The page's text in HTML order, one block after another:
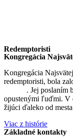
Redemptoristi
Kongregácia
Kongregácia
redemptoristi, bola
. Jej poslaním
opustenými ľuďmi. V
žijúci ďaleko od
Viac z histórie
Základné kontakty